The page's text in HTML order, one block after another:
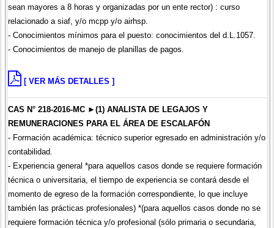
sean mayores a 8 horas y organizadas por un ente rector) : curso
relacionado a siaf, y/o mcpp y/o airhsp.
- Conocimientos mínimos para el puesto: conocimientos del d.L.1057.
- Conocimientos de manejo de planillas de pagos.
[ VER MÁS DETALLES ]
CAS N° 218-2016-MC ►(1) ANALISTA DE LEGAJOS Y
REMUNERACIONES PARA EL ÁREA DE ESCALAFÓN
- Formación académica: técnico superior egresado en administración y/o
contabilidad.
- Experiencia general *para aquellos casos donde se requiere formación
técnica o universitaria, el tiempo de experiencia se contará desde el
momento de egreso de la formación correspondiente, lo que incluye
también las prácticas profesionales) *(para aquellos casos donde no se
requiere formación técnica y/o profesional (sólo primaria o secundaria,